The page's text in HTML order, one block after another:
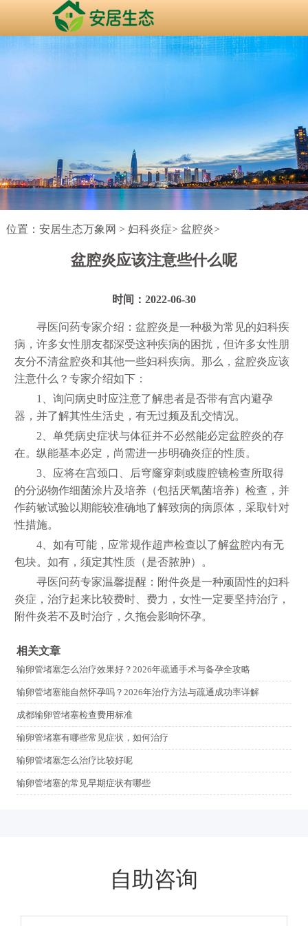
位置： 安居生态万象网 > 妇科炎症> 盆腔炎>
盆腔炎应该注意些什么呢
时间：2022-06-30
寻医问药专家介绍：盆腔炎是一种极为常见的妇科疾
病，许多女性朋友都深受这种疾病的困扰，但许多女性朋
友分不清盆腔炎和其他一些妇科疾病。那么，盆腔炎应该
注意什么？专家介绍如下：
1、询问病史时应注意了解患者是否带有宫内避孕
器，并了解其性生活史，有无过频及乱交情况。
2、单凭病史症状与体征并不必然能必定盆腔炎的存
在。纵能基本必定，尚需进一步明确炎症的性质。
3、应将在宫颈口、后穹窿穿刺或腹腔镜检查所取得
的分泌物作细菌涂片及培养（包括厌氧菌培养）检查，并
作药敏试验以期能较准确地了解致病的病原体，采取针对
性措施。
4、如有可能，应常规作超声检查以了解盆腔内有无
包块。如有，须定其性质（是否脓肿）。
寻医问药专家温馨提醒：附件炎是一种顽固性的妇科
炎症，治疗起来比较费时、费力，女性一定要坚持治疗，
附件炎若不及时治疗，久拖会影响怀孕。
相关文章
输卵管堵塞怎么治疗效果好？2026年疏通手术与备孕全攻略
输卵管堵塞能自然怀孕吗？2026年治疗方法与疏通成功率详解
成都输卵管堵塞检查费用标准
输卵管堵塞有哪些常见症状，如何治疗
输卵管堵塞怎么治疗比较好呢
输卵管堵塞的常见早期症状有哪些
自助咨询